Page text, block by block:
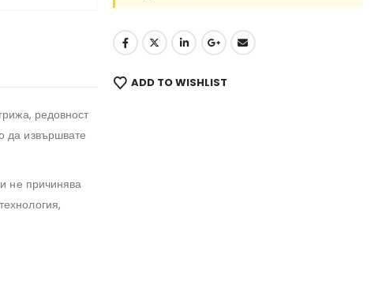
редовност
да извършвате
не причинява
ADD TO WISHLIST